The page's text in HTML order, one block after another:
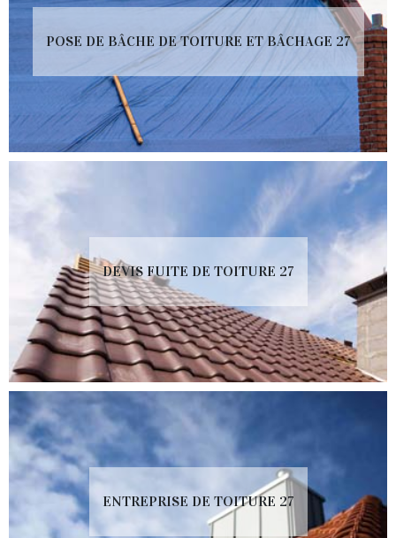
POSE DE BÂCHE DE TOITURE ET BÂCHAGE 27
DEVIS FUITE DE TOITURE 27
ENTREPRISE DE TOITURE 27